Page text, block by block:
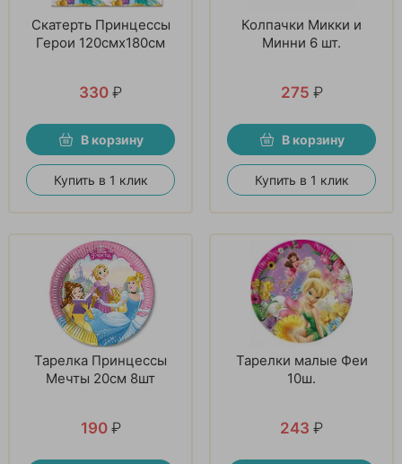
Скатерть Принцессы
Герои 120смх180см
330 ₽
В корзину
Купить в 1 клик
Колпачки Микки и
Минни 6 шт.
275 ₽
В корзину
Купить в 1 клик
Тарелка Принцессы
Мечты 20см 8шт
190 ₽
Тарелки малые Феи
10ш.
243 ₽